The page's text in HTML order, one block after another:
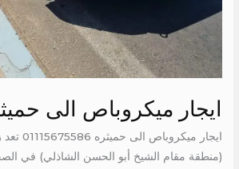
ايجار ميكروباص الى
ايجار
(منطقة مقام الشيخ أبو الحسن الشاذلي) في